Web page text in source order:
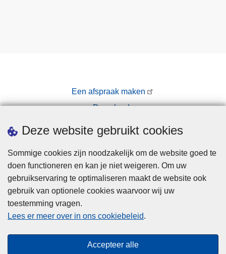
Deze website gebruikt cookies
Sommige cookies zijn noodzakelijk om de website goed te
doen functioneren en kan je niet weigeren. Om uw
gebruikservaring te optimaliseren maakt de website ook
gebruik van optionele cookies waarvoor wij uw
toestemming vragen.
Lees er meer over in ons cookiebeleid.
Accepteer alle
Een afspraak maken
Downloads
Pers
Privacy